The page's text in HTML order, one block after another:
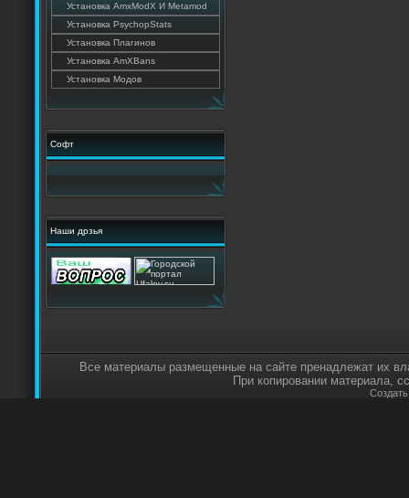
Установка AmxModX И Metamod
Установка PsychopStats
Установка Плагинов
Установка AmXBans
Установка Модов
Софт
Наши дрзья
Все материалы размещенные на сайте пренадлежат их
При копировании материала,